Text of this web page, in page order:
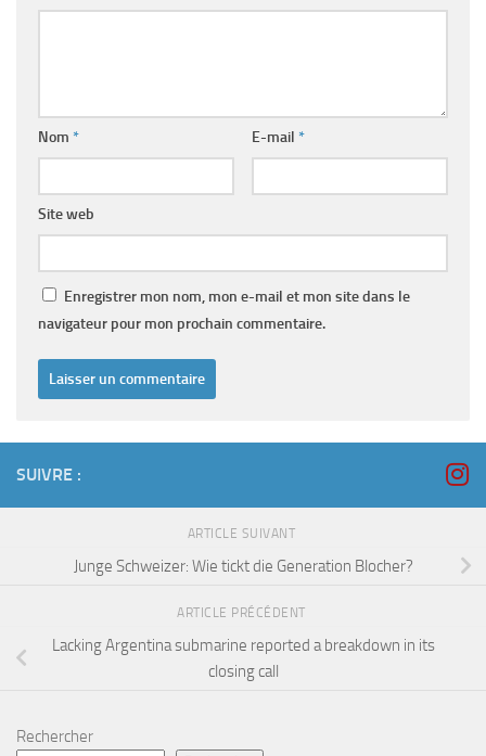
Nom * E-mail *
Site web
Enregistrer mon nom, mon e-mail et mon site dans le
navigateur pour mon prochain commentaire.
SUIVRE :
ARTICLE SUIVANT
Junge Schweizer: Wie tickt die Generation Blocher?
ARTICLE PRÉCÉDENT
Lacking Argentina submarine reported a breakdown in its
closing call
Rechercher